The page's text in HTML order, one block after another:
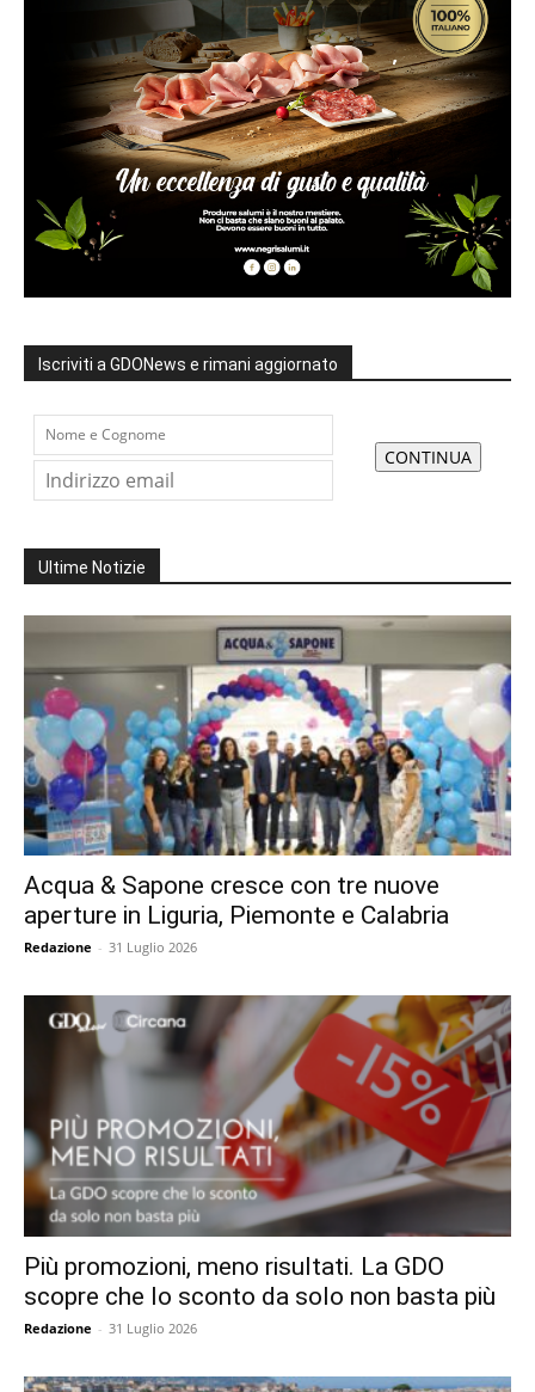
Iscriviti a GDONews e rimani aggiornato
Ultime Notizie
Acqua & Sapone cresce con tre nuove
aperture in Liguria, Piemonte e Calabria
Redazione - 31 Luglio 2026
Più promozioni, meno risultati. La GDO
scopre che lo sconto da solo non basta più
Redazione - 31 Luglio 2026